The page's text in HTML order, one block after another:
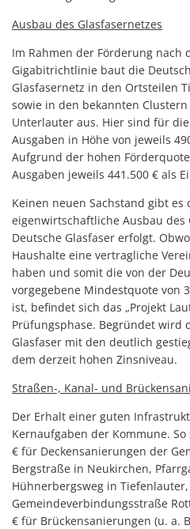
Ausbau des Glasfasernetzes
Im Rahmen der Förderung nach
Gigabitrichtlinie baut die
Glasfasernetz in den Ortsteilen
sowie in den bekannten
Unterlauter aus. Hier sind für
Ausgaben in Höhe von jeweils
Aufgrund der hohen
Ausgaben jeweils 441.500 € als
Keinen neuen Sachstand gibt
eigenwirtschaftliche Ausbau
Deutsche Glasfaser erfolgt.
Haushalte eine vertragliche
haben und somit die von der
vorgegebene Mindestquote von
ist, befindet sich das „Projekt
Prüfungsphase. Begründet wird
Glasfaser mit den deutlich
dem derzeit hohen Zinsniveau.
Straßen-, Kanal- und
Der Erhalt einer guten
Kernaufgaben der Kommune.
€ für Deckensanierungen der
Bergstraße in Neukirchen,
Hühnerbergsweg in Tiefenlauter,
Gemeindeverbindungsstraße
€ für Brückensanierungen (u. a.